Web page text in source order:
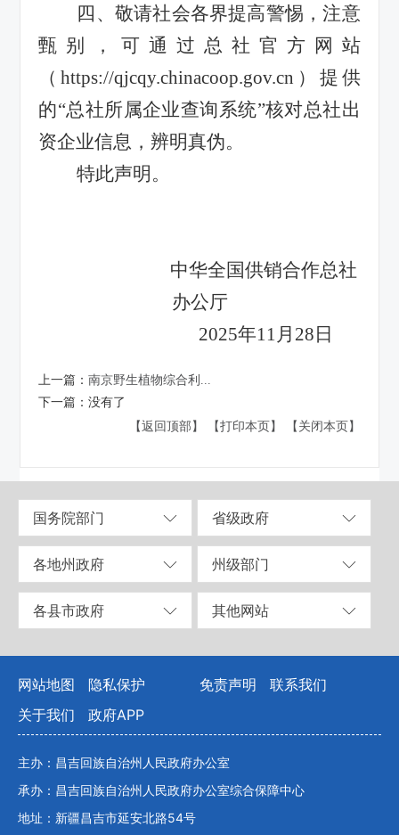
四、敬请社会各界提高警惕，注意
甄别，可通过总社官方网站
（https://qjcqy.chinacoop.gov.cn ）提供
的“总社所属企业查询系统”核对总社出
资企业信息，辨明真伪。
特此声明。
中华全国供销合作总社
办公厅
2025年11月 28 日
上一篇：南京野生植物综合利...
下一篇：没有了
【返回顶部】
【打印本页】 【关闭本页】
国务院部门 省级政府
各地州政府 州级部门
各县市政府 其他网站
网站地图 隐私保护 免责声明
联系我们
关于我们
政府APP
主办：昌吉回族自治州人民政府办公室
承办：昌吉回族自治州人民政府办公室综合保障中心
地址：新疆昌吉市延安北路54号